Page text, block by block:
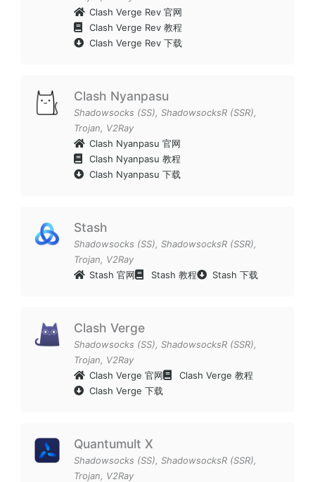
Clash Verge Rev 官网
Clash Verge Rev 教程
Clash Verge Rev 下载
Clash Nyanpasu
Shadowsocks (SS), ShadowsocksR (SSR),
Trojan, V2Ray
Clash Nyanpasu 官网
Clash Nyanpasu 教程
Clash Nyanpasu 下载
Stash
Shadowsocks (SS), ShadowsocksR (SSR),
Trojan, V2Ray
Stash 官网
Stash 教程 Stash 下载
Clash Verge
Shadowsocks (SS), ShadowsocksR (SSR),
Trojan, V2Ray
Clash Verge 官网
Clash Verge 教程
Clash Verge 下载
Quantumult X
Shadowsocks (SS), ShadowsocksR (SSR),
Trojan, V2Ray